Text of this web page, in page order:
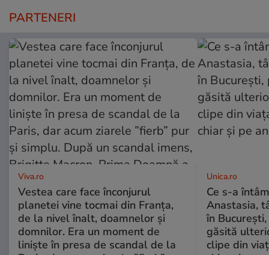
PARTENERI
Viva.ro
Vestea care face înconjurul
planetei vine tocmai din Franța,
de la nivel înalt, doamnelor și
domnilor. Era un moment de
liniște în presa de scandal de la
Unica.ro
Ce s-a
Anastasia,
în
găsită
clipe din